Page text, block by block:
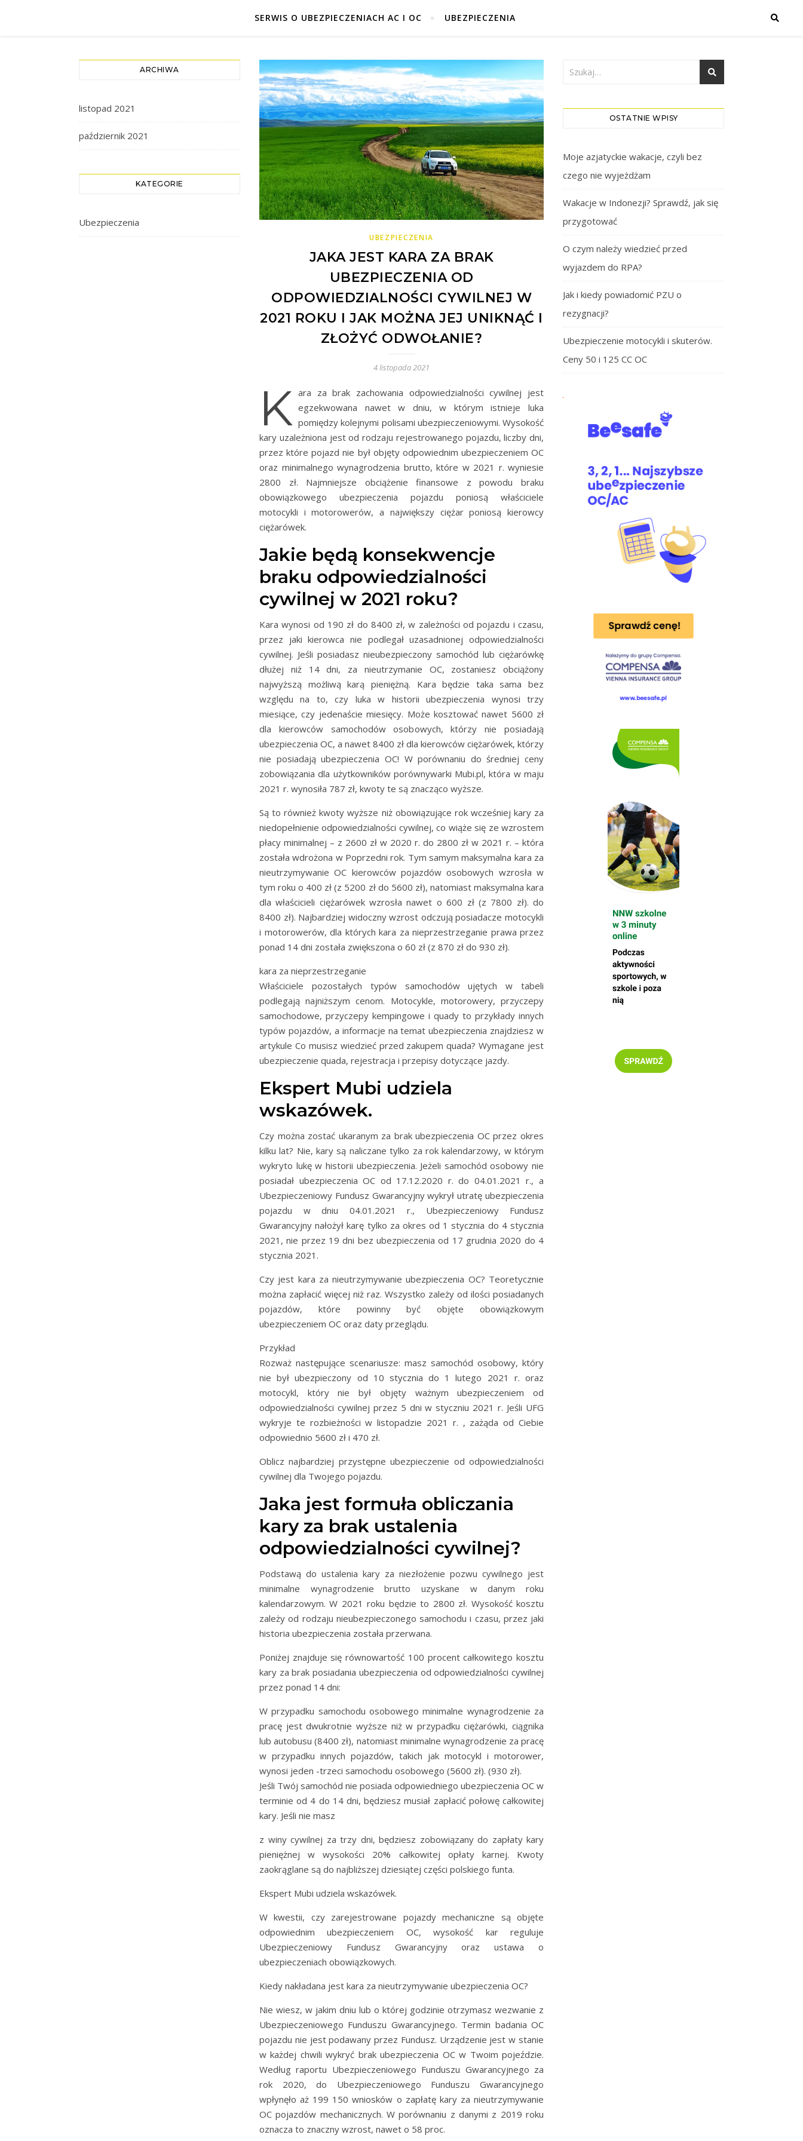
SERWIS O UBEZPIECZENIACH AC I OC UBEZPIECZENIA
ARCHIWA
listopad 2021
październik 2021
KATEGORIE
Ubezpieczenia
UBEZPIECZENIA
JAKA JEST KARA ZA BRAK
UBEZPIECZENIA OD
ODPOWIEDZIALNOŚCI CYWILNEJ W
2021 ROKU I JAK MOŻNA JEJ UNIKNĄĆ I
ZŁOŻYĆ ODWOŁANIE?
4 listopada 2021
K ara za brak zachowania odpowiedzialności cywilnej jest
egzekwowana nawet w dniu, w którym istnieje luka
pomiędzy kolejnymi polisami ubezpieczeniowymi. Wysokość
kary uzależniona jest od rodzaju rejestrowanego pojazdu, liczby dni,
przez które pojazd nie był objęty odpowiednim ubezpieczeniem OC
oraz minimalnego wynagrodzenia brutto, które w 2021 r. wyniesie
2800 zł. Najmniejsze obciążenie finansowe z powodu braku
obowiązkowego ubezpieczenia pojazdu poniosą właściciele
motocykli i motorowerów, a największy ciężar poniosą kierowcy
ciężarówek.
Jakie będą konsekwencje
braku odpowiedzialności
cywilnej w 2021 roku?
Kara wynosi od 190 zł do 8400 zł, w zależności od pojazdu i czasu,
przez jaki kierowca nie podlegał uzasadnionej odpowiedzialności
cywilnej. Jeśli posiadasz nieubezpieczony samochód lub ciężarówkę
dłużej niż 14 dni, za nieutrzymanie OC, zostaniesz obciążony
najwyższą możliwą karą pieniężną. Kara będzie taka sama bez
względu na to, czy luka w historii ubezpieczenia wynosi trzy
miesiące, czy jedenaście miesięcy. Może kosztować nawet 5600 zł
dla kierowców samochodów osobowych, którzy nie posiadają
ubezpieczenia OC, a nawet 8400 zł dla kierowców ciężarówek, którzy
nie posiadają ubezpieczenia OC! W porównaniu do średniej ceny
zobowiązania dla użytkowników porównywarki Mubi.pl, która w maju
2021 r. wynosiła 787 zł, kwoty te są znacząco wyższe.
Są to również kwoty wyższe niż obowiązujące rok wcześniej kary za
niedopełnienie odpowiedzialności cywilnej, co wiąże się ze wzrostem
płacy minimalnej – z 2600 zł w 2020 r. do 2800 zł w 2021 r. – która
została wdrożona w Poprzedni rok. Tym samym maksymalna kara za
nieutrzymywanie OC kierowców pojazdów osobowych wzrosła w
tym roku o 400 zł (z 5200 zł do 5600 zł), natomiast maksymalna kara
dla właścicieli ciężarówek wzrosła nawet o 600 zł (z 7800 zł). do
8400 zł). Najbardziej widoczny wzrost odczują posiadacze motocykli
i motorowerów, dla których kara za nieprzestrzeganie prawa przez
ponad 14 dni została zwiększona o 60 zł (z 870 zł do 930 zł).
kara za nieprzestrzeganie
Właściciele pozostałych typów samochodów ujętych w tabeli
podlegają najniższym cenom. Motocykle, motorowery, przyczepy
samochodowe, przyczepy kempingowe i quady to przykłady innych
typów pojazdów, a informacje na temat ubezpieczenia znajdziesz w
artykule Co musisz wiedzieć przed zakupem quada? Wymagane jest
ubezpieczenie quada, rejestracja i przepisy dotyczące jazdy.
Ekspert Mubi udziela
wskazówek.
Czy można zostać ukaranym za brak ubezpieczenia OC przez okres
kilku lat? Nie, kary są naliczane tylko za rok kalendarzowy, w którym
wykryto lukę w historii ubezpieczenia. Jeżeli samochód osobowy nie
posiadał ubezpieczenia OC od 17.12.2020 r. do 04.01.2021 r., a
Ubezpieczeniowy Fundusz Gwarancyjny wykrył utratę ubezpieczenia
pojazdu w dniu 04.01.2021 r., Ubezpieczeniowy Fundusz
Gwarancyjny nałożył karę tylko za okres od 1 stycznia do 4 stycznia
2021, nie przez 19 dni bez ubezpieczenia od 17 grudnia 2020 do 4
stycznia 2021.
Czy jest kara za nieutrzymywanie ubezpieczenia OC? Teoretycznie
można zapłacić więcej niż raz. Wszystko zależy od ilości posiadanych
pojazdów, które powinny być objęte obowiązkowym
ubezpieczeniem OC oraz daty przeglądu.
Przykład
Rozważ następujące scenariusze: masz samochód osobowy, który
nie był ubezpieczony od 10 stycznia do 1 lutego 2021 r. oraz
motocykl, który nie był objęty ważnym ubezpieczeniem od
odpowiedzialności cywilnej przez 5 dni w styczniu 2021 r. Jeśli UFG
wykryje te rozbieżności w listopadzie 2021 r. , zażąda od Ciebie
odpowiednio 5600 zł i 470 zł.
Oblicz najbardziej przystępne ubezpieczenie od odpowiedzialności
cywilnej dla Twojego pojazdu.
Jaka jest formuła obliczania
kary za brak ustalenia
odpowiedzialności cywilnej?
Podstawą do ustalenia kary za niezłożenie pozwu cywilnego jest
minimalne wynagrodzenie brutto uzyskane w danym roku
kalendarzowym. W 2021 roku będzie to 2800 zł. Wysokość kosztu
zależy od rodzaju nieubezpieczonego samochodu i czasu, przez jaki
historia ubezpieczenia została przerwana.
Poniżej znajduje się równowartość 100 procent całkowitego kosztu
kary za brak posiadania ubezpieczenia od odpowiedzialności cywilnej
przez ponad 14 dni:
W przypadku samochodu osobowego minimalne wynagrodzenie za
pracę jest dwukrotnie wyższe niż w przypadku ciężarówki, ciągnika
lub autobusu (8400 zł), natomiast minimalne wynagrodzenie za pracę
w przypadku innych pojazdów, takich jak motocykl i motorower,
wynosi jeden -trzeci samochodu osobowego (5600 zł). (930 zł).
Jeśli Twój samochód nie posiada odpowiedniego ubezpieczenia OC w
terminie od 4 do 14 dni, będziesz musiał zapłacić połowę całkowitej
kary. Jeśli nie masz
z winy cywilnej za trzy dni, będziesz zobowiązany do zapłaty kary
pieniężnej w wysokości 20% całkowitej opłaty karnej. Kwoty
zaokrąglane są do najbliższej dziesiątej części polskiego funta.
Ekspert Mubi udziela wskazówek.
W kwestii, czy zarejestrowane pojazdy mechaniczne są objęte
odpowiednim ubezpieczeniem OC, wysokość kar reguluje
Ubezpieczeniowy Fundusz Gwarancyjny oraz ustawa o
ubezpieczeniach obowiązkowych.
Kiedy nakładana jest kara za nieutrzymywanie ubezpieczenia OC?
Nie wiesz, w jakim dniu lub o której godzinie otrzymasz wezwanie z
Ubezpieczeniowego Funduszu Gwarancyjnego. Termin badania OC
pojazdu nie jest podawany przez Fundusz. Urządzenie jest w stanie
w każdej chwili wykryć brak ubezpieczenia OC w Twoim pojeździe.
Według raportu Ubezpieczeniowego Funduszu Gwarancyjnego za
rok 2020, do Ubezpieczeniowego Funduszu Gwarancyjnego
wpłynęło aż 199 150 wniosków o zapłatę kary za nieutrzymywanie
OC pojazdów mechanicznych. W porównaniu z danymi z 2019 roku
oznacza to znaczny wzrost, nawet o 58 proc.
OSTATNIE WPISY
Moje azjatyckie wakacje, czyli bez
czego nie wyjeżdżam
Wakacje w Indonezji? Sprawdź, jak się
przygotować
O czym należy wiedzieć przed
wyjazdem do RPA?
Jak i kiedy powiadomić PZU o
rezygnacji?
Ubezpieczenie motocykli i skuterów.
Ceny 50 i 125 CC OC